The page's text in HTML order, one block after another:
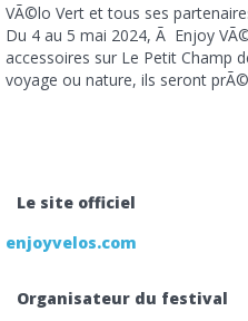
VÃ©lo Vert et tous ses
Du 4 au 5 mai 2024, Ã Enjoy
accessoires sur Le Petit Champ
voyage ou nature, ils seront
Le site officiel
enjoyvelos.com
Organisateur du festival